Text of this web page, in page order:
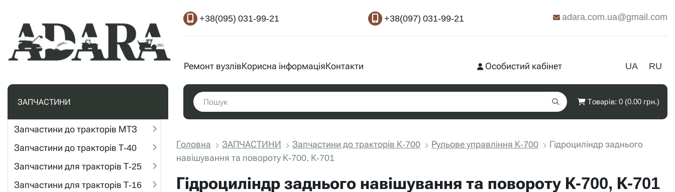
+38(095) 031-99-21 +38(097) 031-99-21 adara.com.ua@gmail.com
Ремонт вузлівКорисна інформаціяКонтакти UA RU
Особистий кабінет
ЗАПЧАСТИНИ Товарів: 0 (0.00 грн.)
Запчастини до тракторів МТЗ
Запчастини до тракторів Т-40
Запчастини для тракторів Т-25
Запчастини для тракторів Т-16
Головна ЗАПЧАСТИНИ Запчастини до тракторів К-700 Рульове управління К-700
Гідроциліндр заднього
навішування та повороту К-700, К-701
Гідроциліндр заднього навішування та повороту К-700, К-701